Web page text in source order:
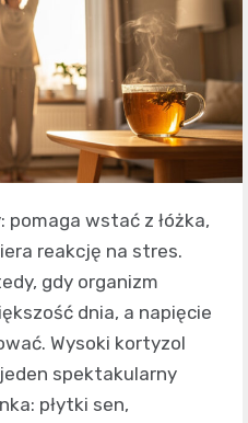
wstać z łóżka,
reakcję na stres.
gdy organizm
dnia, a napięcie
Wysoki kortyzol
spektakularny
płytki sen,